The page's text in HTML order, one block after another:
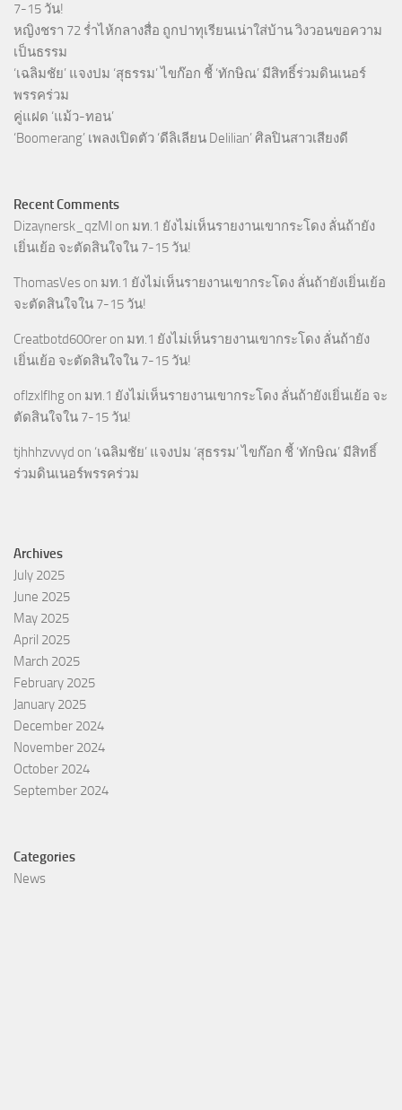
7-15 วัน!
หญิงชรา 72 ร่ำไห้กลางสื่อ ถูกปาทุเรียนเน่าใส่บ้าน วิงวอนขอความ
เป็นธรรม
‘เฉลิมชัย’ แจงปม ‘สุธรรม’ ไขก๊อก ชี้ ‘ทักษิณ’ มีสิทธิ์ร่วมดินเนอร์
พรรคร่วม
คู่แฝด ‘แม้ว-ทอน’
‘Boomerang’ เพลงเปิดตัว ‘ดีลิเลียน Delilian’ ศิลปินสาวเสียงดี
Recent Comments
Dizaynersk_qzMl on มท.1 ยังไม่เห็นรายงานเขากระโดง ลั่นถ้ายัง
เยิ่นเย้อ จะตัดสินใจใน 7-15 วัน!
ThomasVes on มท.1 ยังไม่เห็นรายงานเขากระโดง ลั่นถ้ายังเยิ่นเย้อ
จะตัดสินใจใน 7-15 วัน!
Creatbotd600rer on มท.1 ยังไม่เห็นรายงานเขากระโดง ลั่นถ้ายัง
เยิ่นเย้อ จะตัดสินใจใน 7-15 วัน!
oflzxlflhg on มท.1 ยังไม่เห็นรายงานเขากระโดง ลั่นถ้ายังเยิ่นเย้อ จะ
ตัดสินใจใน 7-15 วัน!
tjhhhzvvyd on ‘เฉลิมชัย’ แจงปม ‘สุธรรม’ ไขก๊อก ชี้ ‘ทักษิณ’ มีสิทธิ์
ร่วมดินเนอร์พรรคร่วม
Archives
July 2025
June 2025
May 2025
April 2025
March 2025
February 2025
January 2025
December 2024
November 2024
October 2024
September 2024
Categories
News